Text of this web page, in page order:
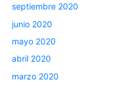
septiembre 2020
junio 2020
mayo 2020
abril 2020
marzo 2020